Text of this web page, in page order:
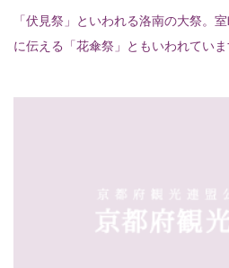
「伏見祭」といわれる洛南の大祭。
に伝える「花傘祭」ともいわれていま